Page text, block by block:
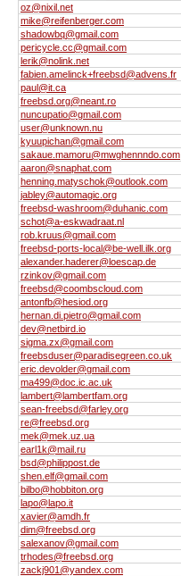
oz@nixil.net
mike@reifenberger.com
shadowbq@gmail.com
pericycle.cc@gmail.com
lerik@nolink.net
fabien.amelinck+freebsd@advens.fr
paul@it.ca
freebsd.org@neant.ro
nuncupatio@gmail.com
user@unknown.nu
kyuupichan@gmail.com
sakaue.mamoru@mwghennndo.com
aaron@snaphat.com
henning.matyschok@outlook.com
jabley@automagic.org
freebsd-washroom@duhanic.com
schot@a-eskwadraat.nl
rob.kruus@gmail.com
freebsd-ports-local@be-well.ilk.org
alexander.haderer@loescap.de
rzinkov@gmail.com
freebsd@coombscloud.com
antonfb@hesiod.org
hernan.di.pietro@gmail.com
dev@netbird.io
sigma.zx@gmail.com
freebsduser@paradisegreen.co.uk
eric.devolder@gmail.com
ma499@doc.ic.ac.uk
lambert@lambertfam.org
sean-freebsd@farley.org
re@freebsd.org
mek@mek.uz.ua
earl1k@mail.ru
bsd@philippost.de
shen.elf@gmail.com
bilbo@hobbiton.org
lapo@lapo.it
xavier@amdh.fr
dim@freebsd.org
salexanov@gmail.com
trhodes@freebsd.org
zackj901@yandex.com